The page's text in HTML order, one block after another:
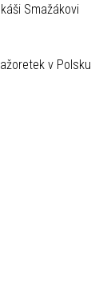
Smažákovi
v Polsku